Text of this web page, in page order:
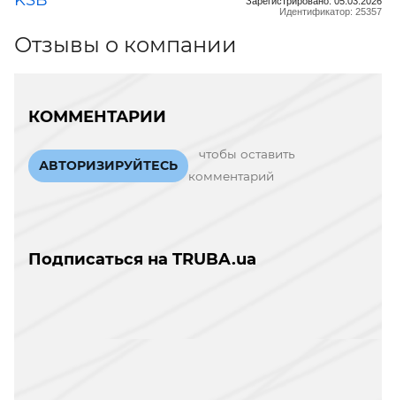
Идентификатор: 25357
Отзывы о компании
КОММЕНТАРИИ
АВТОРИЗИРУЙТЕСЬ
чтобы оставить
комментарий
Подписаться на TRUBA.ua